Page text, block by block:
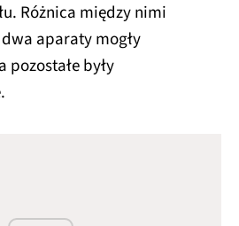
Różnica między nimi
aparaty mogły
były